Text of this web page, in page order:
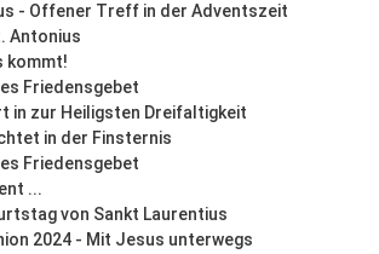
- Offener Treff in der Adventszeit
Antonius
kommt!
Friedensgebet
in zur Heiligsten Dreifaltigkeit
in der Finsternis
Friedensgebet
...
von Sankt Laurentius
2024 - Mit Jesus unterwegs